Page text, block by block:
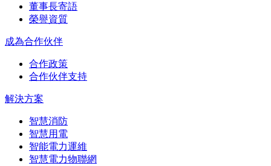
董事長寄語
榮譽資質
成為合作伙伴
合作政策
合作伙伴支持
解決方案
智慧消防
智慧用電
智能電力運維
智慧電力物聯網